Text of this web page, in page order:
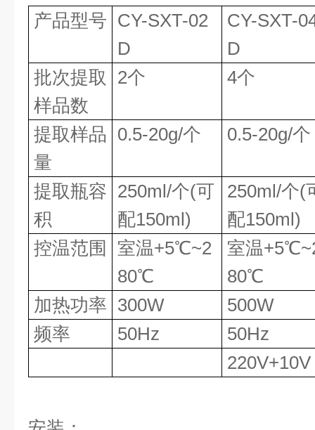
产品型号 CY-SXT-02
D
CY-SXT-
D
批次提取
样品数
2个 4个
提取样品
量
0.5-20g/个 0.5-20g/个
提取瓶容
积
250ml/个(可
配150ml)
250ml/个(
配150ml)
控温范围
室温+5℃~2
80℃
室温
80℃
加热功率 300W
500W
频率
50Hz
50Hz
220V+10V